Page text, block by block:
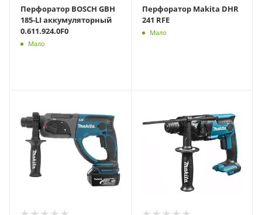
Перфоратор BOSCH GBH
185-LI аккумуляторный
0.611.924.0F0
Мало
Перфоратор Makita DHR
241 RFE
Мало